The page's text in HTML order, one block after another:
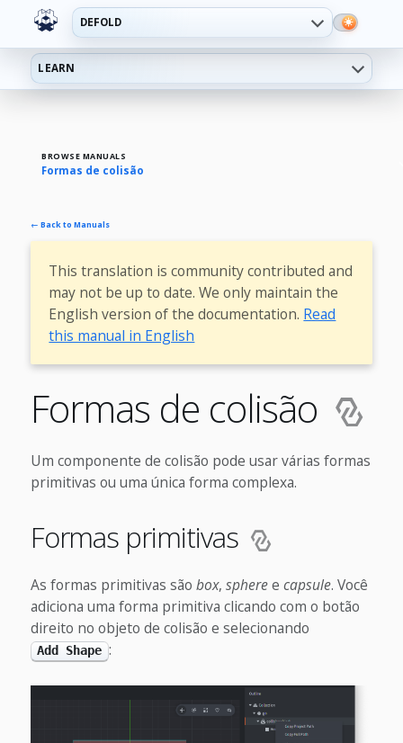
DEFOLD
LEARN
BROWSE MANUALS
Formas de colisão
← Back to Manuals
This translation is community contributed and
may not be up to date. We only maintain the
English version of the documentation. Read
this manual in English
Formas de colisão
Um componente de colisão pode usar várias formas
primitivas ou uma única forma complexa.
Formas primitivas
As formas primitivas são box, spheree capsule. Você
adiciona uma forma primitiva clicando com o botão
direito no objeto de colisão e selecionando
Add Shape :